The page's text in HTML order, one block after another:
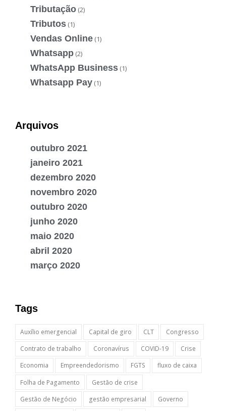
Tributação (2)
Tributos (1)
Vendas Online (1)
Whatsapp (2)
WhatsApp Business (1)
Whatsapp Pay (1)
Arquivos
outubro 2021
janeiro 2021
dezembro 2020
novembro 2020
outubro 2020
junho 2020
maio 2020
abril 2020
março 2020
Tags
Auxílio emergencial Capital de giro CLT
Congresso
Contrato de trabalho
Coronavírus COVID-19
Crise
Economia
Empreendedorismo FGTS
fluxo de caixa
Folha de Pagamento
Gestão de crise
Gestão de Negócio
gestão empresarial
Governo